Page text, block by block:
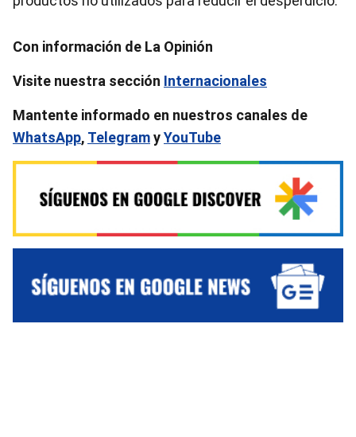
Con información de La Opinión
Visite nuestra sección Internacionales
Mantente informado en nuestros canales de
WhatsApp, TelegramyYouTube